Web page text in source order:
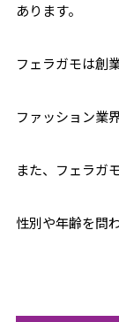
あります。
フェラガモは創
ファッション業
また、フェラガ
性別や年齢を問